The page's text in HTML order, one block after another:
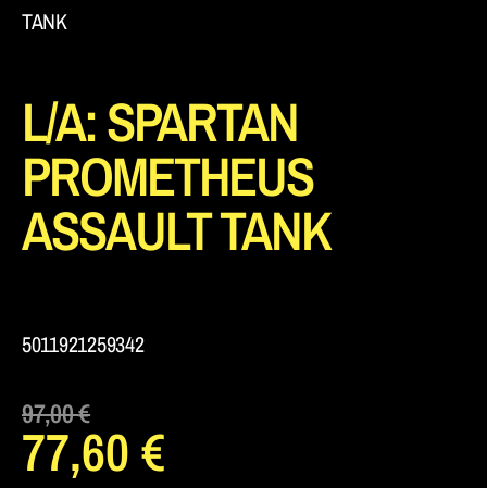
TANK
L/A: SPARTAN
PROMETHEUS
ASSAULT TANK
5011921259342
97,00€
77,60€